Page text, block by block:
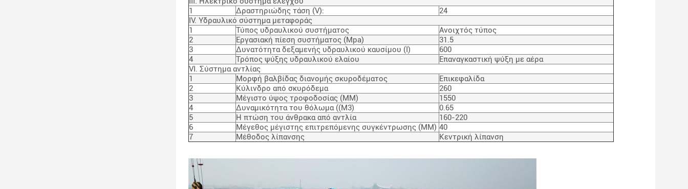
1
Δραστηριώδης τάση (V):
24
IV. Υδραυλικό σύστημα μεταφοράς
1
Τύπος υδραυλικού συστήματος
Ανοιχτός τύπος
2
Εργασιακή πίεση συστήματος (Mpa)
31.5
3
Δυνατότητα δεξαμενής υδραυλικού καυσίμου (I)
600
4
Τρόπος ψύξης υδραυλικού ελαίου
Επαναγκαστική ψύξη με αέρα
VI. Σύστημα αντλίας
1
Μορφή βαλβίδας διανομής σκυροδέματος
Επικεφαλίδα
2
Κύλινδρο από σκυρόδεμα
260
3
Μέγιστο ύψος τροφοδοσίας (MM)
1550
4
Δυναμικότητα του θόλωμα ((M3)
0.65
5
Η πτώση του άνθρακα από αντλία
160-220
6
Μέγεθος μέγιστης επιτρεπόμενης συγκέντρωσης (MM) 40
7
Μέθοδος λίπανσης Κεντρική λίπανση